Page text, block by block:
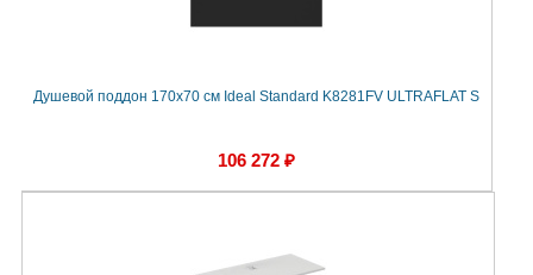
Душевой поддон 170х70 см Ideal Standard K8281FV ULTRAFLAT S
106 272 ₽